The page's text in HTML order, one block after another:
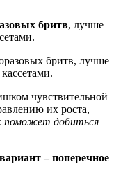
бритв, лучше
бритв, лучше
чувствительной
их роста,
поможет добиться
– поперечное